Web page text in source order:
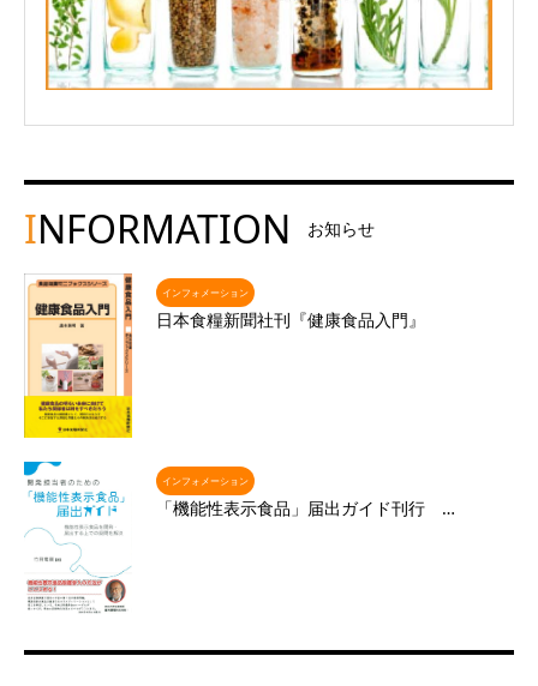
INFORMATION お知らせ
インフォメーション
日本食糧新聞社刊『健康食品入門』
インフォメーション
「機能性表示食品」届出ガイド刊行 …